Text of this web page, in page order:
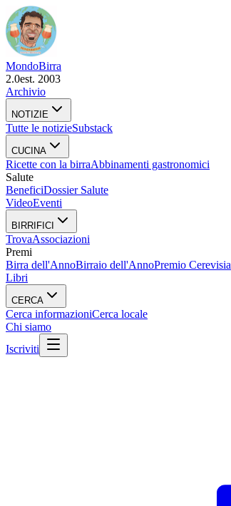
MondoBirra
2.0est. 2003
Archivio
NOTIZIE
Tutte le notizieSubstack
CUCINA
Ricette con la birraAbbinamenti gastronomici
Salute
BeneficiDossier Salute
VideoEventi
BIRRIFICI
TrovaAssociazioni
Premi
Birra dell'AnnoBirraio dell'AnnoPremio Cerevisia
Libri
CERCA
Cerca informazioniCerca locale
Chi siamo
Iscriviti